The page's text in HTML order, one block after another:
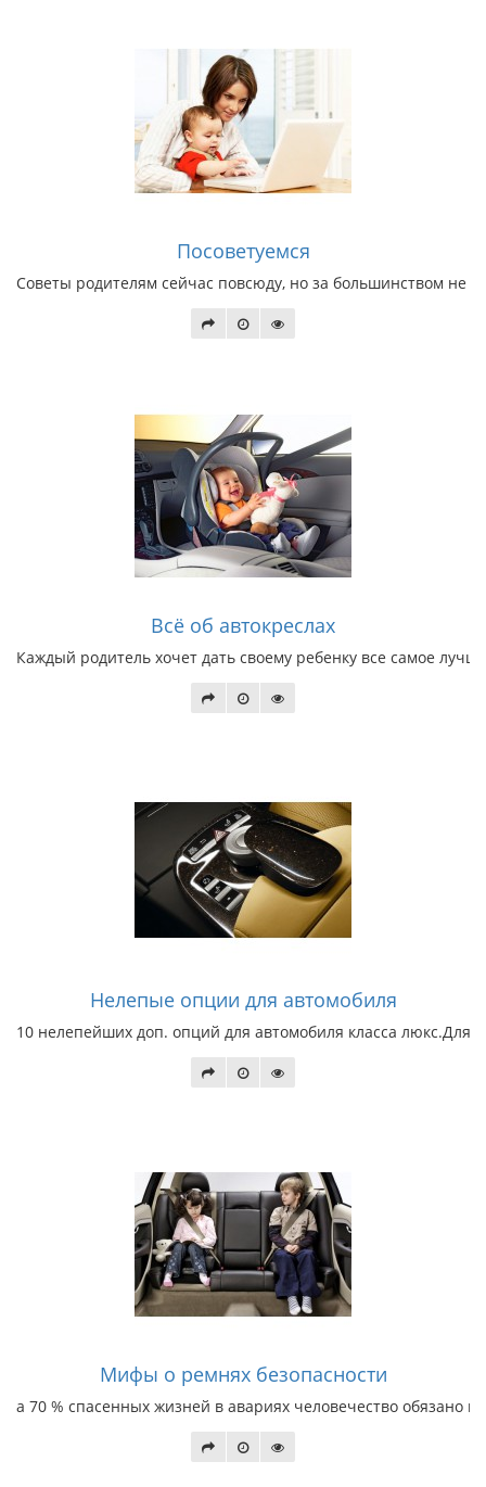
Посоветуемся
Советы родителям сейчас повсюду, но за большинством не
Всё об автокреслах
Каждый родитель хочет дать своему ребенку все самое
Нелепые опции для автомобиля
10 нелепейших доп. опций для автомобиля класса люкс.Для
Мифы о ремнях безопасности
а 70 % спасенных жизней в авариях человечество обязано